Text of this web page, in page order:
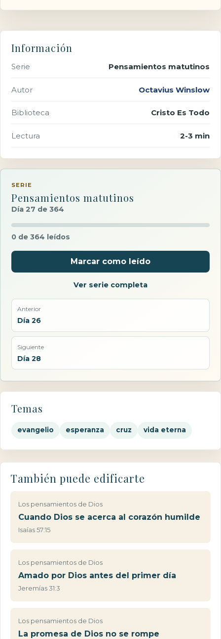
Información
Serie Pensamientos matutinos
Autor Octavius Winslow
Biblioteca Cristo Es Todo
Lectura 2-3 min
SERIE
Pensamientos matutinos
Día 27 de 364
0 de 364 leídos
Marcar como leído
Ver serie completa
Anterior
Día 26
Siguiente
Día 28
Temas
evangelio esperanza cruz vida eterna
También puede edificarte
Los pensamientos de Dios
Cuando Dios se acerca al corazón humilde
Isaías 57:15
Los pensamientos de Dios
Amado por Dios antes del primer día
Jeremías 31:3
Los pensamientos de Dios
La promesa de Dios no se rompe